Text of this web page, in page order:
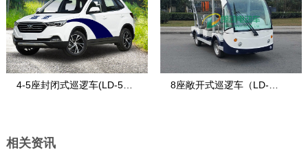
4-5座封闭式巡逻车(LD-5S- 8座敞开式巡逻车（LD-
相关资讯